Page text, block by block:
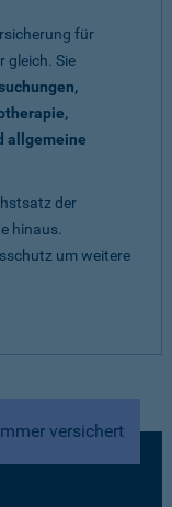
für
gleich. Sie
allgemeine
der
hinaus.
um weitere
versichert